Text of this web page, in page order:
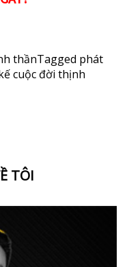
thầnTagged phát
cuộc đời thịnh
TÔI